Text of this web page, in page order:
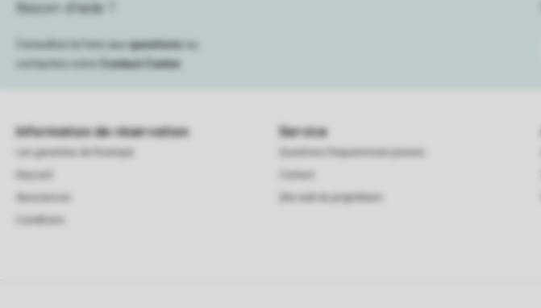
Besoin d’aide ?
Consultez la foire aux questions
contactez notre
Contact Center
Information de réservation Service